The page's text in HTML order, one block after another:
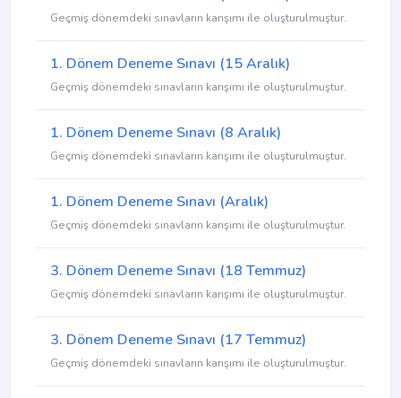
Geçmiş dönemdeki sınavların karışımı ile oluşturulmuştur.
1. Dönem Deneme Sınavı (15 Aralık)
Geçmiş dönemdeki sınavların karışımı ile oluşturulmuştur.
1. Dönem Deneme Sınavı (8 Aralık)
Geçmiş dönemdeki sınavların karışımı ile oluşturulmuştur.
1. Dönem Deneme Sınavı (Aralık)
Geçmiş dönemdeki sınavların karışımı ile oluşturulmuştur.
3. Dönem Deneme Sınavı (18 Temmuz)
Geçmiş dönemdeki sınavların karışımı ile oluşturulmuştur.
3. Dönem Deneme Sınavı (17 Temmuz)
Geçmiş dönemdeki sınavların karışımı ile oluşturulmuştur.